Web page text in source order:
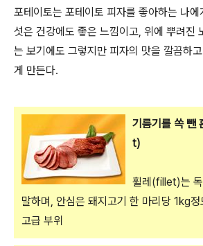
포테이토는 포테이토 피자를 좋아하는 나에
섯은 건강에도 좋은 느낌이고, 위에 뿌려진
는 보기에도 그렇지만 피자의 맛을 깔끔하
게 만든다.
기름기를 쏙 뺀
t)
휠레(fillet)는
말하며, 안심은 돼지고기 한 마리당 1kg
고급 부위